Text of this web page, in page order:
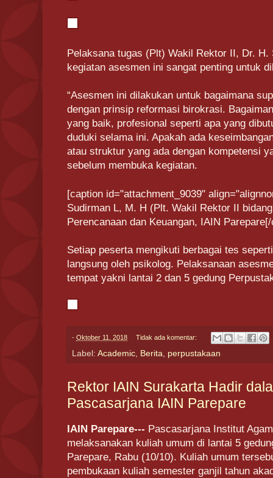
Pelaksana tugas (Plt) Wakil Rektor II, Dr. H.
kegiatan asesmen ini sangat penting untuk
“Asesmen ini dilakukan untuk bagaimana
dengan prinsip reformasi birokrasi.
yang baik, profesional seperti apa yang
duduki selama ini. Apakah ada
atau struktur yang ada dengan kompetensi
sebelum membuka kegiatan.
[caption id="attachment_9039"
Sudirman L, M. H (Plt. Wakil Rektor II
Perencanaan dan Keuangan, IAIN
Setiap peserta mengikuti berbagai tes
langsung oleh psikolog. Pelaksanaan
tempat yakni lantai 2 dan 5 gedung
- Oktober 11, 2018 Tidak ada komentar:
Label: Academic, Berita, perpustakaan
Rektor IAIN Surakarta Hadir
Pascasarjana IAIN Parepare
IAIN Parepare--- Pascasarjana Institut
melaksanakan kuliah umum di lantai 5
Parepare, Rabu (10/10). Kuliah umum
pembukaan kuliah semester ganjil tahun